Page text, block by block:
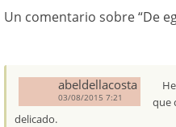
Un comentario sobre “De
abeldellacosta
03/08/2015 7:21
que
delicado.